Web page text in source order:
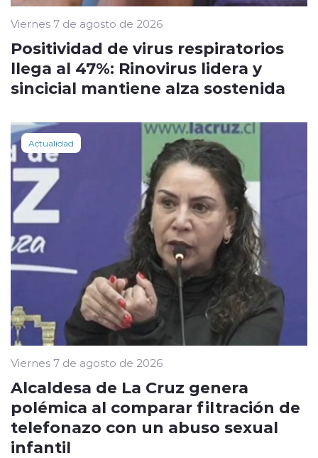
Viernes 7 de agosto de 2026
Positividad de virus respiratorios
llega al 47%: Rinovirus lidera y
sincicial mantiene alza sostenida
Actualidad
Viernes 7 de agosto de 2026
Alcaldesa de La Cruz genera
polémica al comparar filtración de
telefonazo con un abuso sexual
infantil